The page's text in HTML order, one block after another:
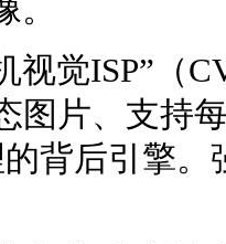
觉ISP”（
图片、支持
背后引擎